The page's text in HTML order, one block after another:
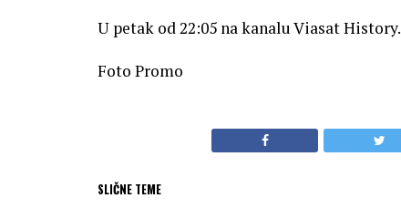
U petak od 22:05 na kanalu Viasat History.
Foto Promo
SLIČNE TEME